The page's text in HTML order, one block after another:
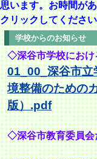
思います。お時間が
クリックしてくださ
学校からのお知らせ
◇深谷市学校にお
01_00_深谷市立
境整備のための
版）.pdf
◇深谷市教育委員